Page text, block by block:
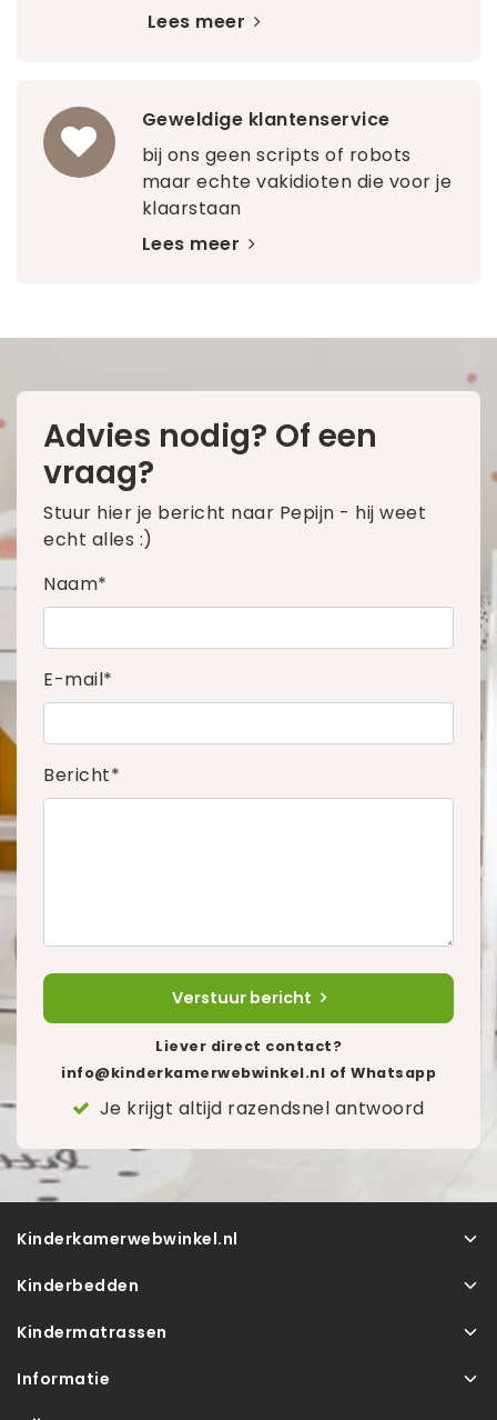
Lees meer
Geweldige klantenservice
bij ons geen scripts of robots
maar echte vakidioten die voor je
klaarstaan
Lees meer
Advies nodig? Of een
vraag?
Stuur hier je bericht naar Pepijn - hij weet
echt alles :)
Naam*
E-mail*
Bericht*
Verstuur bericht
Liever direct contact?
info@kinderkamerwebwinkel.nl of Whatsapp
Je krijgt altijd razendsnel antwoord
Kinderkamerwebwinkel.nl
Kinderbedden
Kindermatrassen
Informatie